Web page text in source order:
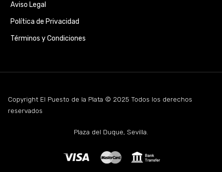
Aviso Legal
Política de Privacidad
Términos y Condiciones
Copyright El Puesto de la Plata © 2025 Todos los derechos
reservados
Plaza del Duque, Sevilla.